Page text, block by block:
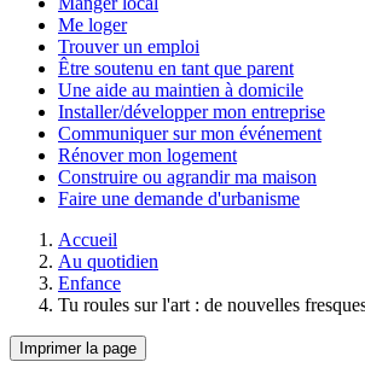
Me loger
Trouver un emploi
Être soutenu en tant que parent
Une aide au maintien à domicile
Installer/développer mon entreprise
Communiquer sur mon événement
Rénover mon logement
Construire ou agrandir ma maison
Faire une demande d'urbanisme
Accueil
Au quotidien
Enfance
Tu roules sur l'art : de nouvelles
Imprimer la page